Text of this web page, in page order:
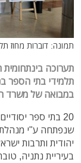
תמונה: דוברות מחוז
תערוכה
תלמידי בתי הספר
במבואה של משרד
20 בתי ספר
שנפתחה ע"י
יהודית ותרבות
בעיריית נתניה,